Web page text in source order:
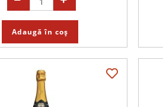
Adaugă în coș